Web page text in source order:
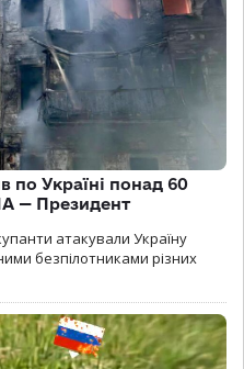
по Україні понад 60
— Президент
атакували Україну
безпілотниками різних